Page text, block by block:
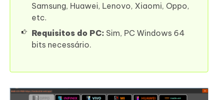
Samsung, Huawei, Lenovo, Xiaomi, Oppo,
etc.
Requisitos do PC: Sim, PC Windows 64
bits necessário.